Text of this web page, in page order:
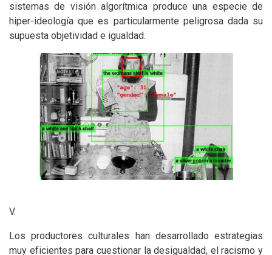
sistemas de visión algorítmica produce una especie de
hiper-ideología que es particularmente peligrosa dada su
supuesta objetividad e igualdad.
V.
Los productores culturales han desarrollado estrategias
muy eficientes para cuestionar la desigualdad, el racismo y